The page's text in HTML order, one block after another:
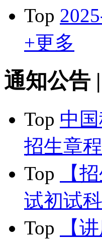
Top
+更多
通知公告|
Top 中
招生章程
Top
【
试初试
Top
【